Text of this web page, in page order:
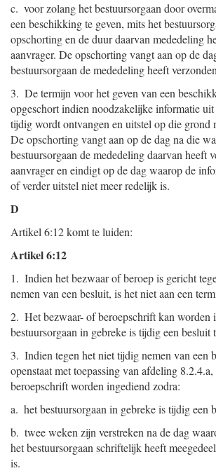
c. voor zolang het bestuursorgaan door
een beschikking te geven, mits het
opschorting en de duur daarvan mededeling
aanvrager. De opschorting vangt aan op de
bestuursorgaan de mededeling heeft
3. De termijn voor het geven van een
opgeschort indien noodzakelijke informatie
tijdig wordt ontvangen en uitstel op die grond
De opschorting vangt aan op de dag na die
bestuursorgaan de mededeling daarvan heeft
aanvrager en eindigt op de dag waarop de
of verder uitstel niet meer redelijk is.
D
Artikel 6:12 komt te luiden:
Artikel 6:12
1. Indien het bezwaar of beroep is gericht
nemen van een besluit, is het niet aan een
2. Het bezwaar- of beroepschrift kan worden
bestuursorgaan in gebreke is tijdig een besluit
3. Indien tegen het niet tijdig nemen van een
openstaat met toepassing van afdeling
beroepschrift worden ingediend zodra:
a. het bestuursorgaan in gebreke is tijdig een
b. twee weken zijn verstreken na de dag
het bestuursorgaan schriftelijk heeft
is.